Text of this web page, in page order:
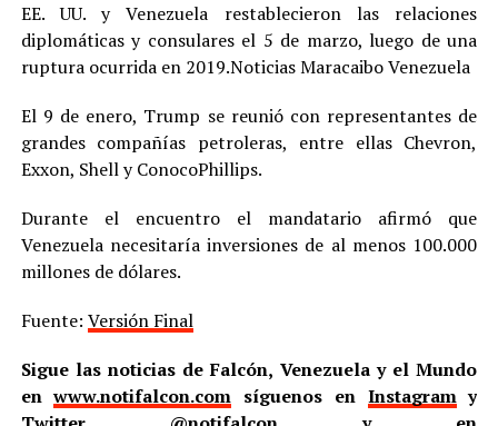
EE. UU. y Venezuela restablecieron las relaciones
diplomáticas y consulares el 5 de marzo, luego de una
ruptura ocurrida en 2019.Noticias Maracaibo Venezuela
El 9 de enero, Trump se reunió con representantes de
grandes compañías petroleras, entre ellas Chevron,
Exxon, Shell y ConocoPhillips.
Durante el encuentro el mandatario afirmó que
Venezuela necesitaría inversiones de al menos 100.000
millones de dólares.
Fuente: Versión Final
Sigue las noticias de Falcón, Venezuela y el Mundo
enwww.notifalcon.com síguenos en Instagramy